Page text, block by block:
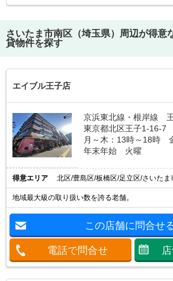
さいたま市南区（埼玉県）
周辺が得意
貸物件を探す
エイブル王子店
京浜東北線・根岸線
東京都北区王子1-16-7
月～木：13時～18時
年末年始 火曜
得意エリア 北区/豊島区/板橋区/足立区/さいたま
地域最大級の取り扱い数を誇る老舗。
この店舗に問合せ
電話で問合せ